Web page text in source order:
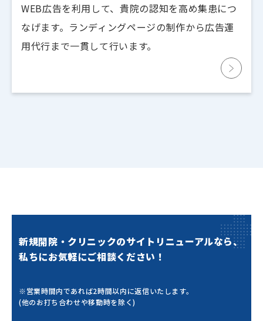
WEB広告を利用して、貴院の認知を高め集患につ
なげます。ランディングページの制作から広告運
用代行まで一貫して行います。
新規開院・クリニックのサイトリニューアルなら、
私ちにお気軽にご相談ください！
※営業時間内であれば2時間以内に返信いたします。
(他のお打ち合わせや移動時を除く)